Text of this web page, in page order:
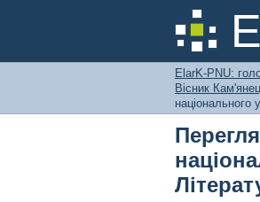
Івана
ElarK-PNU:
Вісник
національного